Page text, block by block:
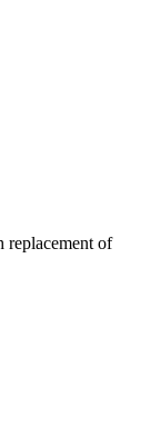
replacement of